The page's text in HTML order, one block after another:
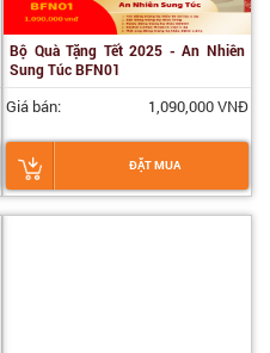
Bộ Quà Tặng Tết 2025 - An Nhiên
Sung Túc BFN01
Giá bán: 1,090,000 VNĐ
ĐẶT MUA